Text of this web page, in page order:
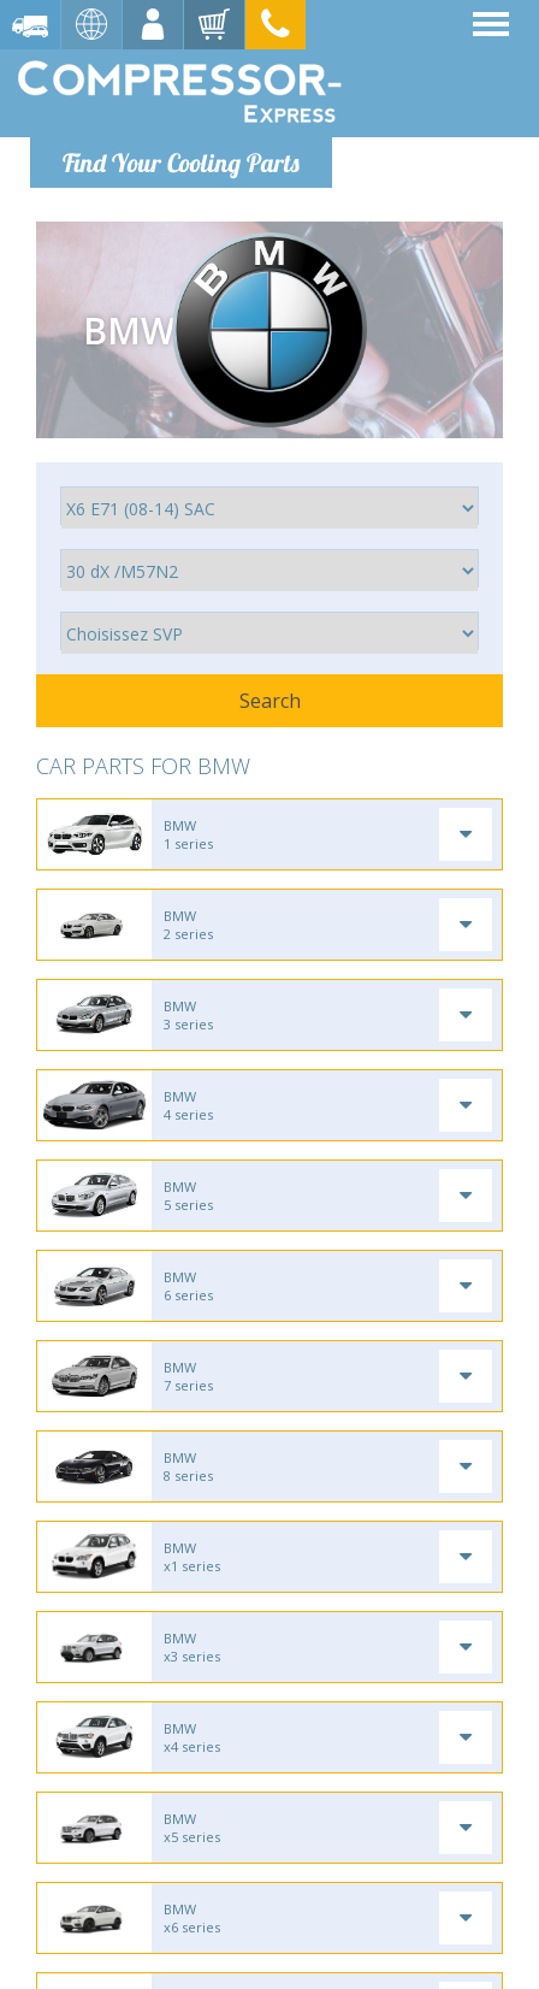
Find Your Cooling Parts
BMW
CAR PARTS FOR BMW
BMW
1 series
BMW
2 series
BMW
3 series
BMW
4 series
BMW
5 series
BMW
6 series
BMW
7 series
BMW
8 series
BMW
x1 series
BMW
x3 series
BMW
x4 series
BMW
x5 series
BMW
x6 series